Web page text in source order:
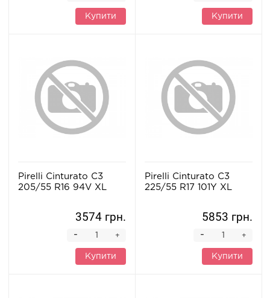
Купити Купити
Pirelli Cinturato C3
205/55 R16 94V XL
3574 грн.
+
-
Купити
Pirelli Cinturato C3
225/55 R17 101Y XL
5853 грн.
+
-
Купити